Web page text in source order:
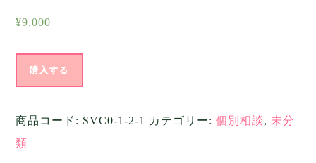
¥9,000
フ
購入する
商品コード: SVC0-1-2-1 カテゴリー:個別相談, 未分
類